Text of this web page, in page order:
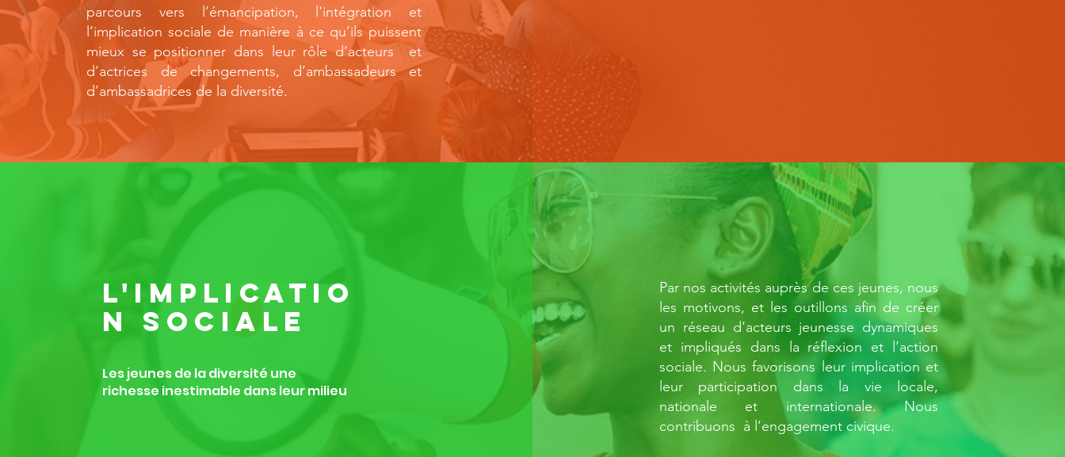
parcours vers l’émancipation, l'intégration et
l’implication sociale de manière à ce qu’ils puissent
mieux se positionner dans leur rôle d’acteurs et
d’actrices de changements, d’ambassadeurs et
d’ambassadrices de la diversité.
L'IMPLICATIO
N
SOCIALE
Les jeunes de la diversité une
richesse inestimable dans leur milieu
Par nos activités auprès de ces jeunes, nous
les motivons, et les outillons afin de créer
un réseau d’acteurs jeunesse dynamiques
et impliqués dans la réflexion et l’action
sociale. Nous favorisons leur implication et
leur participation dans la vie locale,
nationale et internationale. Nous
contribuons à l’engagement civique.